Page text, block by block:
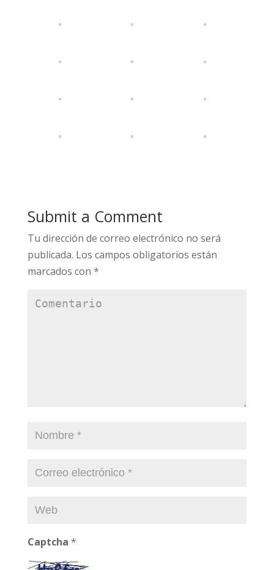
Submit a Comment
Tu dirección de correo electrónico no será
publicada. Los campos obligatorios están
marcados con *
Captcha *